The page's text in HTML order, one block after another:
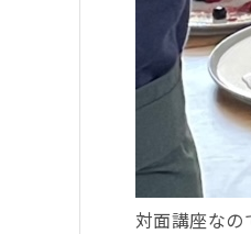
対面講座なの